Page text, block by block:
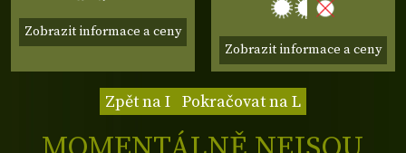
Zobrazit informace a ceny
Zobrazit informace a ceny
Zpět na I Pokračovat na L